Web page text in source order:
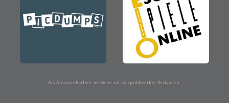
Als Amazon-Partner verdiene ich an qualifizierten Verkäufen.